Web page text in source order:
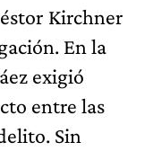
Kirchner
En la
exigió
entre las
Sin